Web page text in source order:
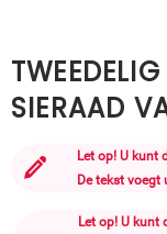
SIERAAD
Let op! U kunt
De tekst voegt
Let op! U kunt